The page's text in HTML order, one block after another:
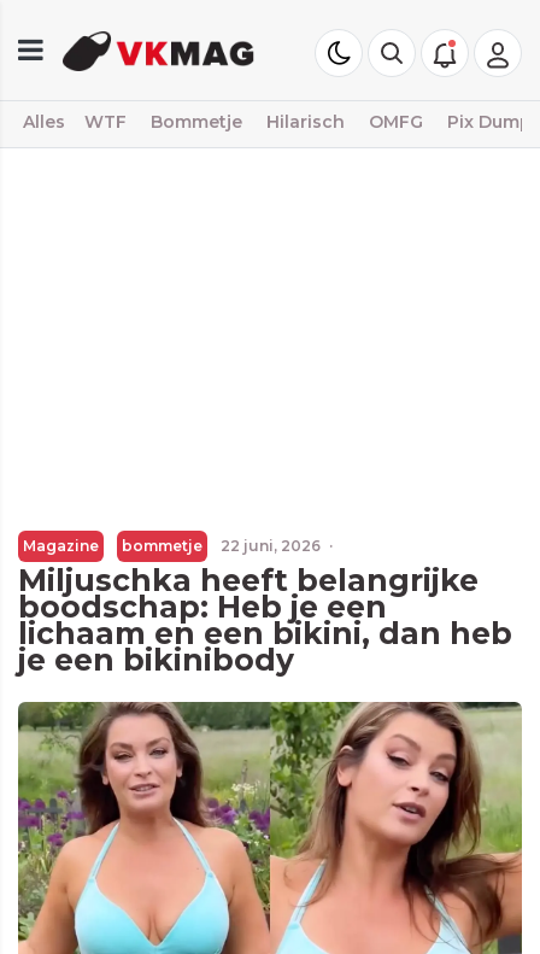
Alles WTF Bommetje Hilarisch OMFG Pix Dump
Magazine bommetje 22 juni, 2026 ·
Miljuschka heeft belangrijke
boodschap: Heb je een
lichaam en een bikini, dan heb
je een bikinibody